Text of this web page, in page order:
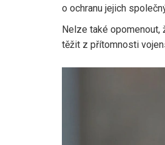
o ochranu jejich
Nelze také
těžit z přítomnosti